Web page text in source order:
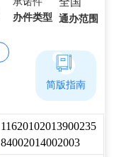
办件类型
通办范围
11620102013900235
84002014002003
简版指南